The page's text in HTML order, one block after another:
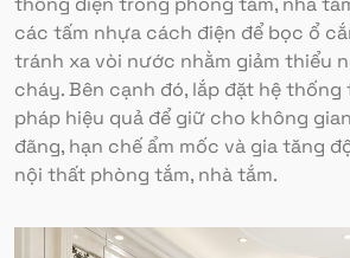
các tấm nhựa cách điện để bọc ổ
tránh xa vòi nước nhằm giảm thiểu
cháy. Bên cạnh đó, lắp đặt hệ thống
pháp hiệu quả để giữ cho không
đãng, hạn chế ẩm mốc và gia tăng
nội thất phòng tắm, nhà tắm.